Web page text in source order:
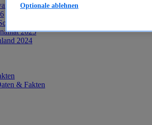
Altersgruppen 2024
/ Bürgergeld in Deutschland 2005-2025
2025
2024
& Fakten
Optionale ablehnen